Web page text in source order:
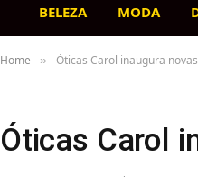
BELEZA MODA
Home » Óticas Carol inaugura
Óticas Carol